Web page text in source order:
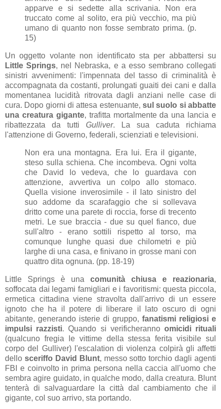
apparve e si sedette alla scrivania. Non era
truccato come al solito, era più vecchio, ma più
umano di quanto non fosse sembrato prima. (p.
15)
Un oggetto volante non identificato sta per abbattersi su
Little Springs, nel Nebraska, e a esso sembrano collegati
sinistri avvenimenti: l'impennata del tasso di criminalità è
accompagnata da costanti, prolungati guaiti dei cani e dalla
momentanea lucidità ritrovata dagli anziani nelle case di
cura. Dopo giorni di attesa estenuante, sul suolo si abbatte
una creatura gigante, trafitta mortalmente da una lancia e
ribattezzata da tutti Gulliver. La sua caduta richiama
l'attenzione di Governo, federali, scienziati e televisioni.
Non era una montagna. Era lui. Era il gigante,
steso sulla schiena. Che incombeva. Ogni volta
che David lo vedeva, che lo guardava con
attenzione, avvertiva un colpo allo stomaco.
Quella visione inverosimile - il lato sinistro del
suo addome da scarafaggio che si sollevava
dritto come una parete di roccia, forse di trecento
metri. Le sue braccia - due su quel fianco, due
sull'altro - erano sottili rispetto al torso, ma
comunque lunghe quasi due chilometri e più
larghe di una casa, e finivano in grosse mani con
quattro dita ognuna. (pp. 18-19)
Little Springs è una comunità chiusa e reazionaria,
soffocata dai legami famigliari e i favoritismi: questa piccola,
ermetica cittadina viene stravolta dall'arrivo di un essere
ignoto che ha il potere di liberare il lato oscuro di ogni
abitante, generando isterie di gruppo, fanatismi religiosi e
impulsi razzisti. Quando si verificheranno omicidi rituali
(qualcuno fregia le vittime della stessa ferita visibile sul
corpo del Gulliver) l'escalation di violenza colpirà gli affetti
dello sceriffo David Blunt, messo sotto torchio dagli agenti
FBI e coinvolto in prima persona nella caccia all'uomo che
sembra agire guidato, in qualche modo, dalla creatura. Blunt
tenterà di salvaguardare la città dal cambiamento che il
gigante, col suo arrivo, sta portando.